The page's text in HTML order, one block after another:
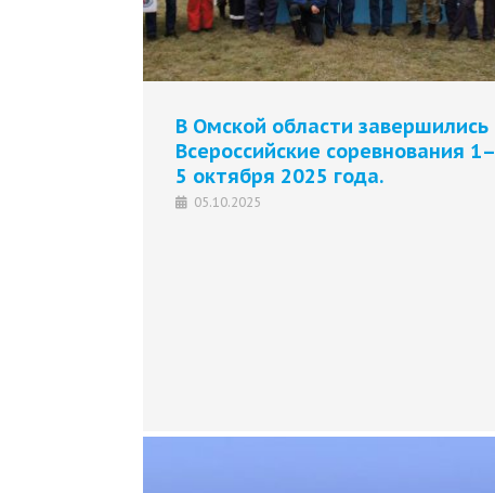
В Омской области завершились
Всероссийские соревнования 1–
5 октября 2025 года.
05.10.2025